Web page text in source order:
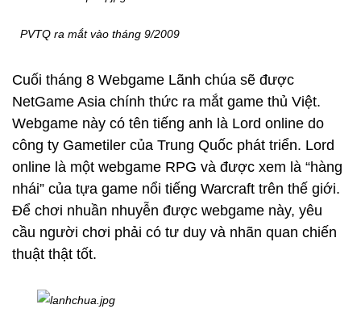
PVTQ ra mắt vào tháng 9/2009
Cuối tháng 8 Webgame Lãnh chúa sẽ được
NetGame Asia chính thức ra mắt game thủ Việt.
Webgame này có tên tiếng anh là Lord online do
công ty Gametiler của Trung Quốc phát triển. Lord
online là một webgame RPG và được xem là “hàng
nhái” của tựa game nổi tiếng Warcraft trên thế giới.
Để chơi nhuần nhuyễn được webgame này, yêu
cầu người chơi phải có tư duy và nhãn quan chiến
thuật thật tốt.